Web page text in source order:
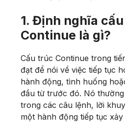
1. Định nghĩa
Continue là gì?
Cấu trúc Continue trong
đạt để nói về việc tiếp tục
hành động, tình huống
đầu từ trước đó. Nó
trong các câu lệnh, lời
một hành động tiếp tục xảy